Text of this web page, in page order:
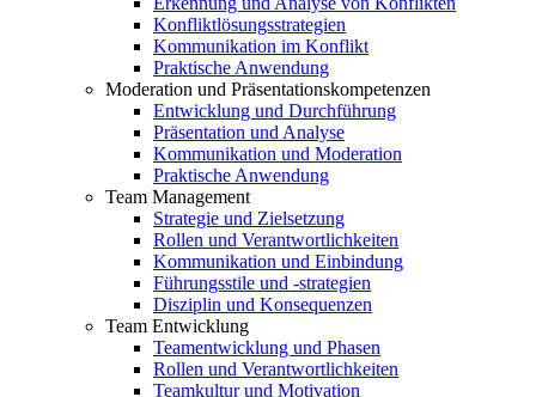
Konfliktlösungsstrategien
Kommunikation im Konflikt
Praktische Anwendung
Moderation und Präsentationskompetenzen
Entwicklung und Durchführung
Präsentation und Analyse
Kommunikation und Moderation
Praktische Anwendung
Team Management
Strategie und Zielsetzung
Rollen und Verantwortlichkeiten
Kommunikation und Einbindung
Führungsstile und -strategien
Disziplin und Konsequenzen
Team Entwicklung
Teamentwicklung und Phasen
Rollen und Verantwortlichkeiten
Teamkultur und Motivation